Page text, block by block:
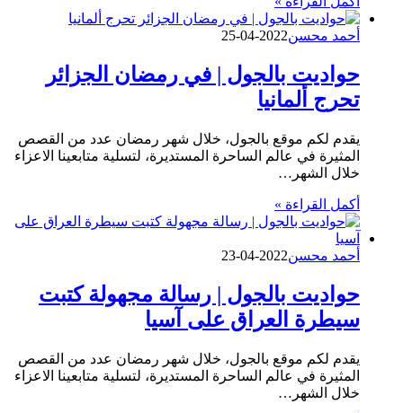
أحمد محسن2022-04-25
حواديت بالجول | في رمضان الجزائر
تحرج ألمانيا
يقدم لكم موقع بالجول، خلال شهر رمضان عدد من القصص
المثيرة في عالم الساحرة المستديرة، لتسلية متابعينا الاعزاء
خلال الشهر…
أكمل القراءة »
أحمد محسن2022-04-23
حواديت بالجول | رسالة مجهولة كتبت
سيطرة العراق على آسيا
يقدم لكم موقع بالجول، خلال شهر رمضان عدد من القصص
المثيرة في عالم الساحرة المستديرة، لتسلية متابعينا الاعزاء
خلال الشهر…